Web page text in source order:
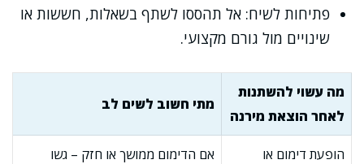
פתיחות לשיח: אל תהססו לשתף בשאלות, חששות או
שינויים מול גורם מקצועי.
מה עשוי להשתנות
לאחר הוצאת מירנה
מתי חשוב לשים לב
הופעת דימום או
אם הדימום ממושך או חזק – גשו